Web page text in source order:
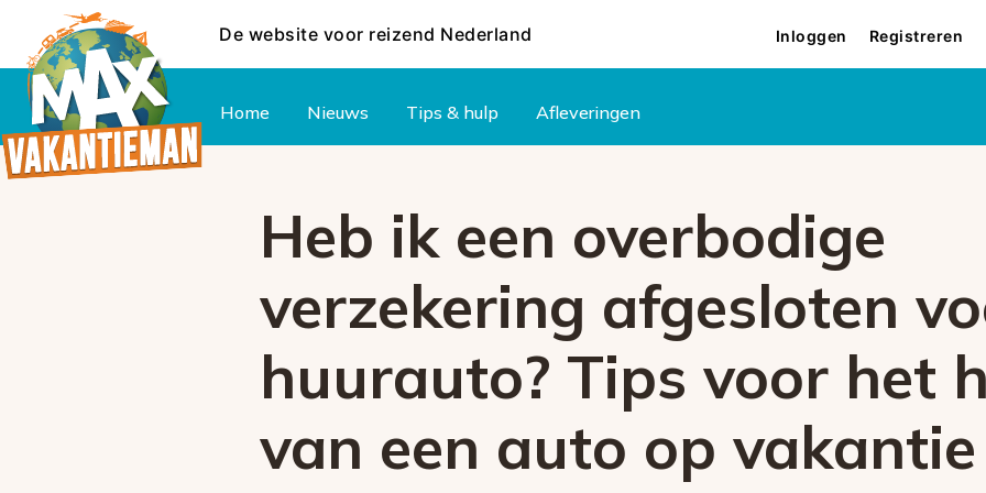
De website voor reizend Nederland Inloggen Registreren
Home Nieuws Tips & hulp Afleveringen
Heb ik een overbodige
verzekering afgesloten
huurauto? Tips voor het
van een auto op vakantie